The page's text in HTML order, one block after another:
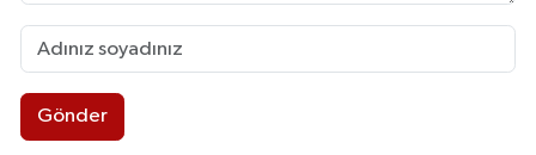
Gönder